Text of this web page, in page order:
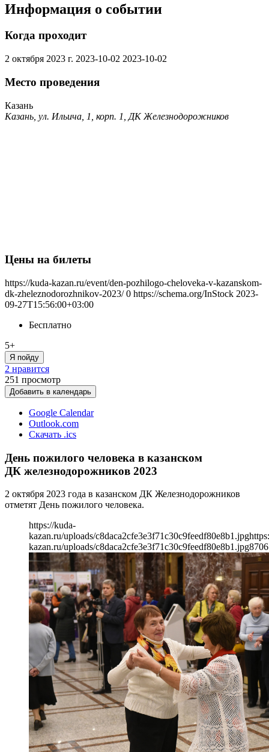
Информация о событии
Когда проходит
2 октября 2023 г. 2023-10-02 2023-10-02
Место проведения
Казань
Казань, ул. Ильича, 1, корп. 1, ДК Железнодорожников
Цены на билеты
https://kuda-kazan.ru/event/den-pozhilogo-cheloveka-v-kazanskom-
dk-zheleznodorozhnikov-2023/ 0 https://schema.org/InStock 2023-
09-27T15:56:00+03:00
Бесплатно
5+
Я пойду
2 нравится
251 просмотр
Добавить в календарь
Google Calendar
Outlook.com
Скачать .ics
День пожилого человека в казанском
ДК железнодорожников 2023
2 октября 2023 года в казанском ДК Железнодорожников
отметят День пожилого человека.
https://kuda-
kazan.ru/uploads/c8daca2cfe3e3f71c30c9feedf80e8b1.jpg
kazan.ru/uploads/c8daca2cfe3e3f71c30c9feedf80e8b1.jpg870